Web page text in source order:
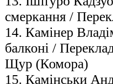
смеркання /
14. Камінер
балконі /
Щур (Комора)
15. Камінськи